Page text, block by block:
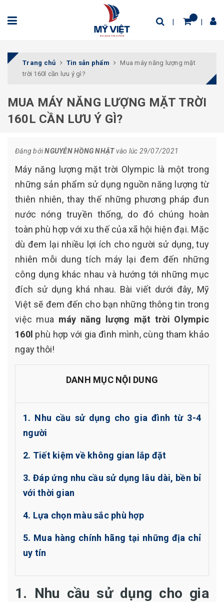
Trang chủ Tin sản phẩm
Mua máy năng lượng mặt
trời 160l cần lưu ý gì?
MUA MÁY NĂNG LƯỢNG MẶT TRỜI
160L CẦN LƯU Ý GÌ?
Đăng bởiNGUYỄN HỒNG NHẬTvào lúc 29/07/2021
Máy năng lượng mặt trời Olympic là một trong
những sản phẩm sử dụng nguồn năng lượng từ
thiên nhiên, thay thế những phương pháp đun
nước nóng truyền thống, do đó chúng hoàn
toàn phù hợp với xu thế của xã hội hiện đại. Mặc
dù đem lại nhiều lợi ích cho người sử dụng, tuy
nhiên mỗi dung tích máy lại đem đến những
công dụng khác nhau và hướng tới những mục
đích sử dụng khá nhau. Bài viết dưới đây, Mỹ
Việt sẽ đem đến cho bạn những thông tin trong
việc mua máy năng lượng mặt trời Olympic
160l phù hợp với gia đình mình, cùng tham khảo
ngay thôi!
DANH MỤC NỘI DUNG
1. Nhu cầu sử dụng cho gia đình từ 3-4
người
2. Tiết kiệm về không gian lắp đặt
3. Đáp ứng nhu cầu sử dụng lâu dài, bền bỉ
với thời gian
4. Lựa chọn màu sắc phù hợp
5. Mua hàng chính hãng tại những địa chỉ
uy tín
1. Nhu cầu sử dụng cho gia